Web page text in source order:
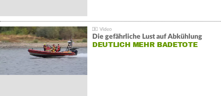
Die gefährliche Lust auf Abkühlung
DEUTLICH MEHR BADETOTE